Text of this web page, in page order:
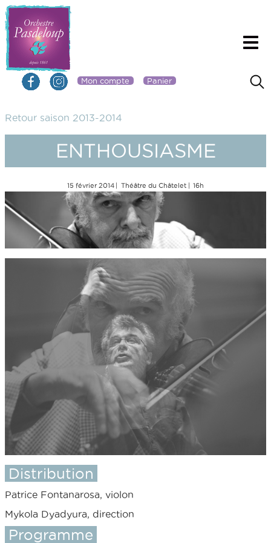
Mon compte Panier
Retour saison 2013-2014
ENTHOUSIASME
15 février 2014 Théâtre du Châtelet 16h
Distribution
Patrice Fontanarosa, violon
Mykola Dyadyura, direction
Programme